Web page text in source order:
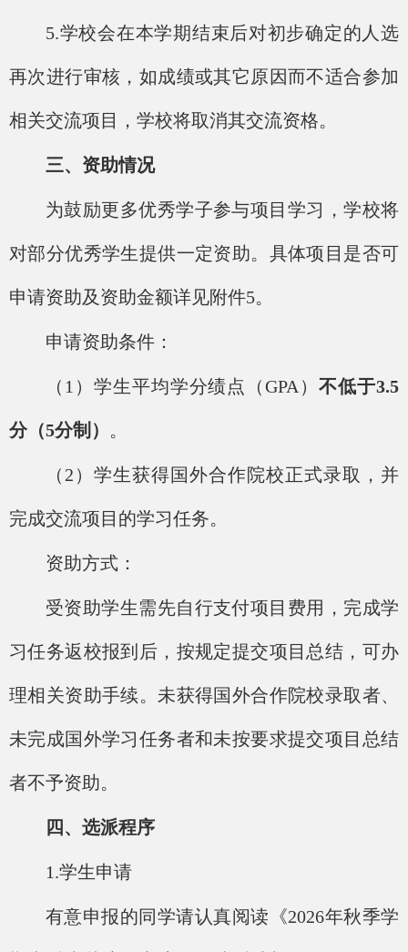
5.学校会在本学期结束后对初步确定的人选
再次进行审核，如成绩或其它原因而不适合参加
相关交流项目，学校将取消其交流资格。
三、资助情况
为鼓励更多优秀学子参与项目学习，学校将
对部分优秀学生提供一定资助。具体项目是否可
申请资助及资助金额详见附件5。
申请资助条件：
（ 1）学生平均学分绩点（GPA）不低于3.5
分（5分制） 。
（ 2）学生获得国外合作院校正式录取，并
完成交流项目的学习任务。
资助方式：
受资助学生需先自行支付项目费用，完成学
习任务返校报到后，按规定提交项目总结，可办
理相关资助手续。未获得国外合作院校录取者、
未完成国外学习任务者和未按要求提交项目总结
者不予资助。
四、选派程序
1.学生申请
有意申报的同学请认真阅读《2026年秋季学